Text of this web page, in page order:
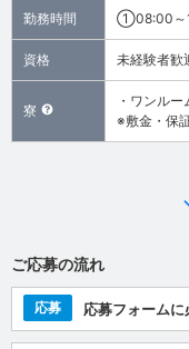
勤務時間 ①08:00～
資格 未経験者歓
寮
・ワンルー
※敷金・保
ご応募の流れ
応募 応募フォーム